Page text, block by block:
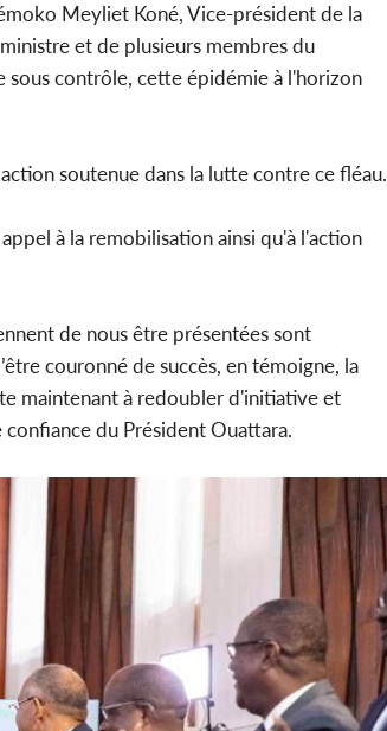
Meyliet Koné, Vice-président de la
et de plusieurs membres du
contrôle, cette épidémie à l'horizon
soutenue dans la lutte contre ce fléau.
à la remobilisation ainsi qu'à l'action
de nous être présentées sont
couronné de succès, en témoigne, la
maintenant à redoubler d'initiative et
du Président Ouattara.